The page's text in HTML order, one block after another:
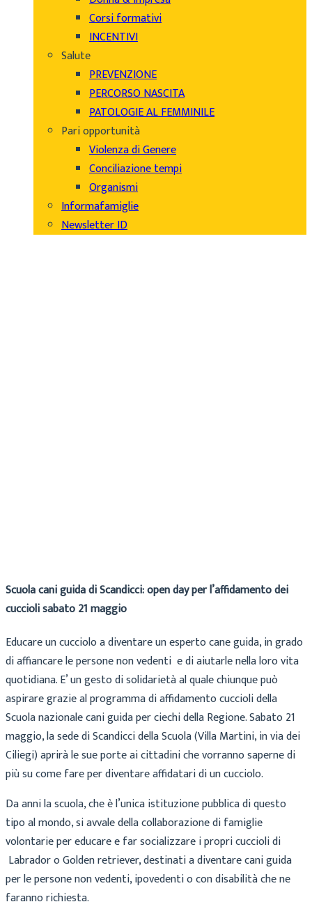
Corsi formativi
INCENTIVI
Salute
PREVENZIONE
PERCORSO NASCITA
PATOLOGIE AL FEMMINILE
Pari opportunità
Violenza di Genere
Conciliazione tempi
Organismi
Informafamiglie
Newsletter ID
Scuola cani guida di Scandicci: open day per l’affidamento dei
cuccioli sabato 21 maggio
Educare un cucciolo a diventare un esperto cane guida, in grado
di affiancare le persone non vedenti e di aiutarle nella loro vita
quotidiana. E’ un gesto di solidarietà al quale chiunque può
aspirare grazie al programma di affidamento cuccioli della
Scuola nazionale cani guida per ciechi della Regione. Sabato 21
maggio, la sede di Scandicci della Scuola (Villa Martini, in via dei
Ciliegi) aprirà le sue porte ai cittadini che vorranno saperne di
più su come fare per diventare affidatari di un cucciolo.
Da anni la scuola, che è l’unica istituzione pubblica di questo
tipo al mondo, si avvale della collaborazione di famiglie
volontarie per educare e far socializzare i propri cuccioli di
Labrador o Golden retriever, destinati a diventare cani guida
per le persone non vedenti, ipovedenti o con disabilità che ne
faranno richiesta.